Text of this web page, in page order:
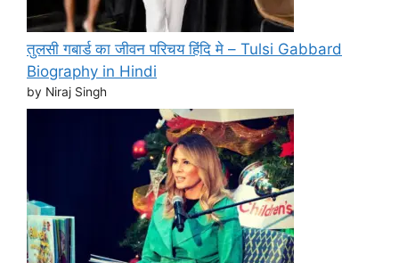
तुलसी गबार्ड का जीवन परिचय हिंदि मे – Tulsi Gabbard
Biography in Hindi
by Niraj Singh